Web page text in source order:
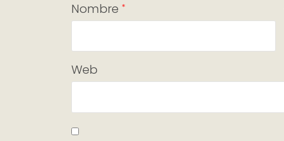
Nombre *
Web